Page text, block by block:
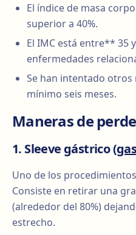
El índice de masa
superior a 40%.
El IMC está entre** 35
enfermedades
Se han intentado
mínimo seis meses.
Maneras de
1. Sleeve gástrico (
Uno de los
Consiste en retirar una
(alrededor del 80%)
estrecho.